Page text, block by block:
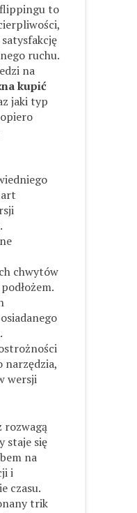
to
ruchu.
na
kupić
jaki typ
chwytów
narzędzia,
wersji
rozwagą
staje się
na
i
czasu.
trik